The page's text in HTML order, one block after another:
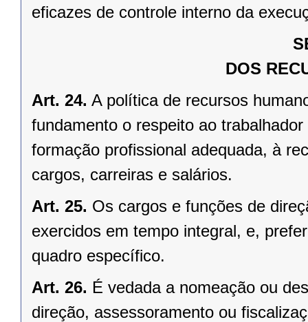
eficazes de controle interno da
DOS
Art. 24. A política de recursos
fundamento o respeito ao
formação profissional adequada, à
cargos, carreiras e salários.
Art. 25. Os cargos e funções de
exercidos em tempo integral, e,
quadro específico.
Art. 26. É vedada a nomeação ou
direção, assessoramento ou